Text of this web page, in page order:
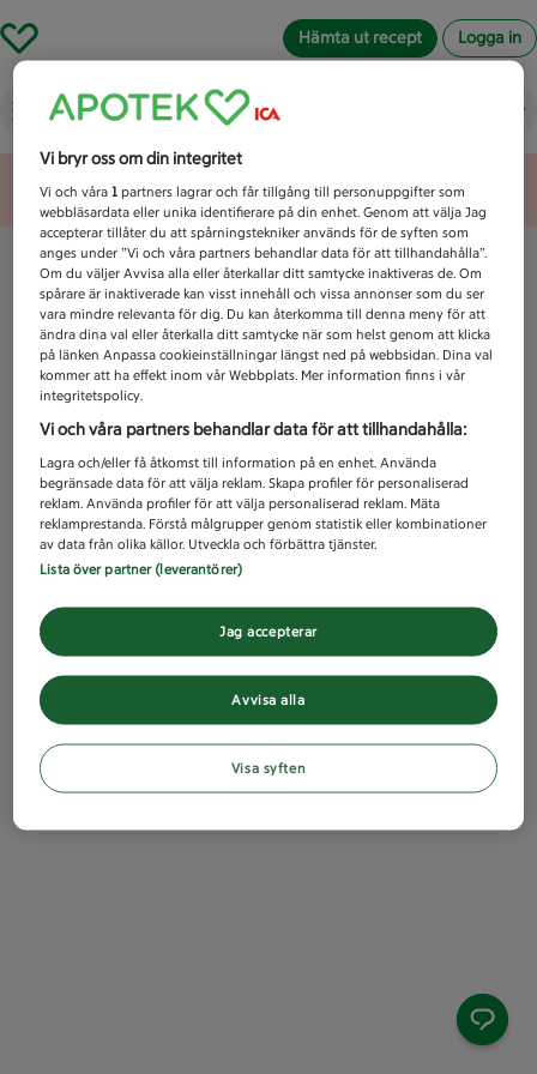
Hämta ut recept Logga in
Vad letar du efter idag?
Unknown error
Vi bryr oss om din integritet
Vi och våra1 partners lagrar och får tillgång till personuppgifter som
webbläsardata eller unika identifierare på din enhet. Genom att välja Jag
accepterar tillåter du att spårningstekniker används för de syften som
anges under ”Vi och våra partners behandlar data för att tillhandahålla”.
Om du väljer Avvisa alla eller återkallar ditt samtycke inaktiveras de. Om
spårare är inaktiverade kan visst innehåll och vissa annonser som du ser
vara mindre relevanta för dig. Du kan återkomma till denna meny för att
ändra dina val eller återkalla ditt samtycke när som helst genom att klicka
på länken Anpassa cookieinställningar längst ned på webbsidan. Dina val
kommer att ha effekt inom vår Webbplats. Mer information finns i vår
integritetspolicy.
Vi och våra partners behandlar data för att tillhandahålla:
Lagra och/eller få åtkomst till information på en enhet. Använda
begränsade data för att välja reklam. Skapa profiler för personaliserad
reklam. Använda profiler för att välja personaliserad reklam. Mäta
reklamprestanda. Förstå målgrupper genom statistik eller kombinationer
av data från olika källor. Utveckla och förbättra tjänster.
Lista över partner (leverantörer)
Avvisa alla
Jag accepterar
Visa syften